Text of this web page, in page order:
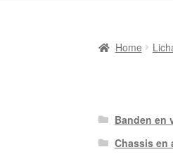
Over ons
Home
Banden en
Chassis en